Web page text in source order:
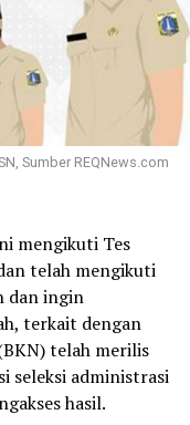
Sumber REQNews.com
mengikuti Tes
telah mengikuti
dan ingin
terkait dengan
telah merilis
seleksi administrasi
hasil.